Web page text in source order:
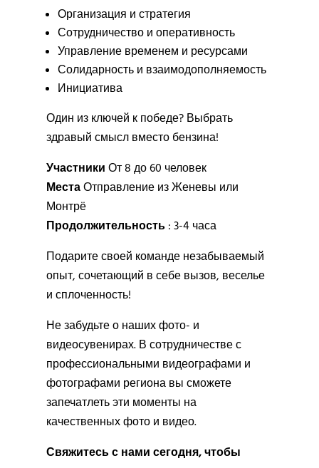
Организация и стратегия
Сотрудничество и оперативность
Управление временем и ресурсами
Солидарность и взаимодополняемость
Инициатива
Один из ключей к победе? Выбрать
здравый смысл вместо бензина!
Участники От 8 до 60 человек
МестаОтправление из Женевы или
Монтрё
Продолжительность: 3-4 часа
Подарите своей команде незабываемый
опыт, сочетающий в себе вызов, веселье
и сплоченность!
Не забудьте о наших фото- и
видеосувенирах. В сотрудничестве с
профессиональными видеографами и
фотографами региона вы сможете
запечатлеть эти моменты на
качественных фото и видео.
Свяжитесь с нами сегодня, чтобы